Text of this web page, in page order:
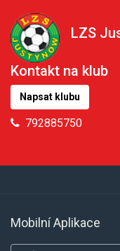
LZS
Kontakt na klub
Napsat klubu
792885750
Mobilní Aplikace